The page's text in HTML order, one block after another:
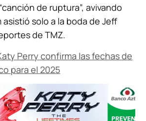
de ruptura”, avivando
asistió solo a la boda de Jeff
de TMZ.
Perry confirma las fechas de
para el 2025